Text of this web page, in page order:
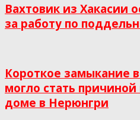
Вахтовик из Хакасии
за работу по
Короткое замыкание
могло стать
доме в Нерюнгри